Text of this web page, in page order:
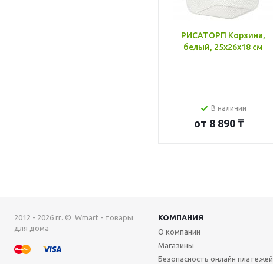
РИСАТОРП Корзина,
белый, 25x26x18 см
В наличии
от 8 890 ₸
2012 - 2026 гг. © Wmart - товары
для дома
КОМПАНИЯ
О компании
Магазины
Безопасность онлайн платежей